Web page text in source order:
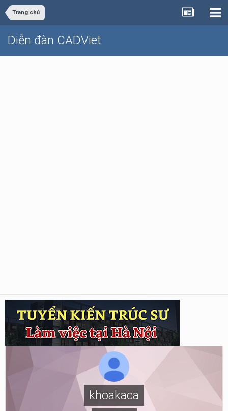
Trang chủ
Diễn đàn CADViet
khoakaca